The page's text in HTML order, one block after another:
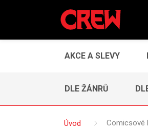
AKCE A SLEVY
DLE ŽÁNRŮ
Úvod Comicsové